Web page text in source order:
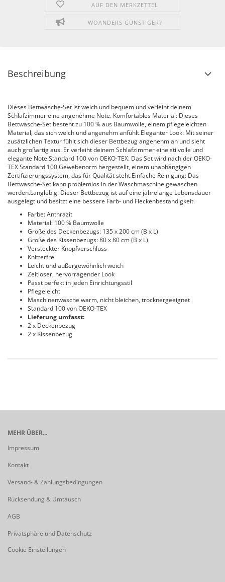
AUF DEN MERKZETTEL
WOANDERS GÜNSTIGER?
Beschreibung
Dieses Bettwäsche-Set ist weich und bequem und verleiht deinem
Schlafzimmer eine angenehme Note. Komfortables Material: Dieses
Bettwäsche-Set besteht zu 100 % aus Baumwolle, einem pflegeleichten
Material, das sich weich und angenehm anfühlt.Eleganter Look: Mit seiner
zusätzlichen Textur fühlt sich dieser Bettbezug angenehm an und sieht
auch großartig aus. Er verleiht deinem Schlafzimmer eine stilvolle und
elegante Note.Standard 100 von OEKO-TEX: Das Set wird nach der OEKO-
TEX Standard 100 Gewebenorm hergestellt, einem unabhängigen
Zertifizierungssystem, das für Qualität steht.Einfache Reinigung: Das
Bettwäsche-Set kann problemlos in der Waschmaschine gewaschen
werden.Langlebig: Dieser Bettbezug ist auf eine jahrelange Lebensdauer
ausgelegt und besitzt eine bessere Farb- und Fleckenbeständigkeit.
Farbe: Anthrazit
Material: 100 % Baumwolle
Größe des Deckenbezugs: 135 x 200 cm (B x L)
Größe des Kissenbezugs: 80 x 80 cm (B x L)
Versteckter Knopfverschluss
Knitterfrei
Leicht und außergewöhnlich weich
Zeitloser, hervorragender Look
Passt perfekt in jeden Einrichtungsstil
Pflegeleicht
Maschinenwäsche warm, nicht bleichen, trocknergeeignet
Standard 100 von OEKO-TEX
Lieferung umfasst:
2 x Deckenbezug
2 x Kissenbezug
MEHR ÜBER...
Impressum
Kontakt
Versand- & Zahlungsbedingungen
Rücksendung & Umtausch
AGB
Privatsphäre und Datenschutz
Cookie Einstellungen